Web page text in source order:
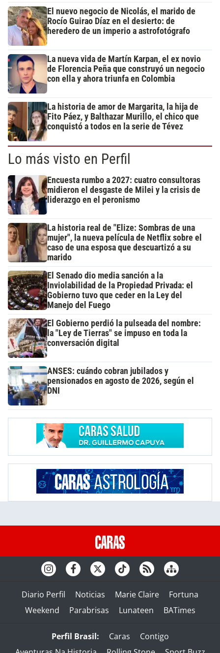
El nuevo negocio de Nicolás, el marido de
Rocío Guirao Díaz en el desierto: de
heredero de un imperio a astrofotógrafo
La nueva vida de Martín Karpan, el ex novio
de Florencia Peña que construyó un negocio
con ella y ahora triunfa en Colombia
La historia de amor de Margarita, la hija de
Fito Páez, y Balthazar Murillo, el chico que
conquistó a todos en la serie de Tévez
Lo más visto en Perfil
Encuesta rumbo a 2027: cuatro consultoras
midieron el desgaste de Milei y la crisis de
liderazgo en el peronismo
La historia real de "Elize: Sombras de una
mujer", la nueva película de Netflix sobre el
caso de una esposa que descuartizó a su
marido
El Senado dio media sanción a la
Inviolabilidad de la Propiedad Privada: el
Gobierno tuvo que ceder en la Ley del
Manejo del Fuego
El Gobierno perdió la pulseada del nombre:
la "Ley de Tierras" se impuso en toda la
conversación digital
ANSES: cuándo cobran jubilados y
pensionados en agosto de 2026, según el
DNI
Diario Perfil Noticias Marie Claire
Fortuna
Weekend
Parabrisas Lunateen BATimes
Perfil Brasil: Caras
Contigo